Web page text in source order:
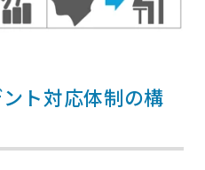
ト対応体制の構